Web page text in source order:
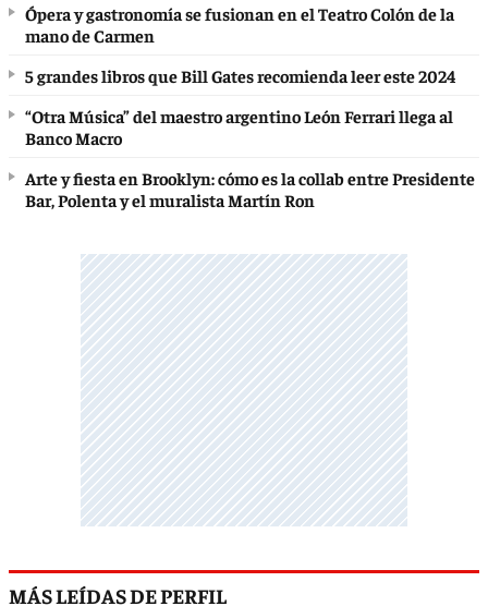
Ópera y gastronomía se fusionan en el Teatro Colón de la
mano de Carmen
5 grandes libros que Bill Gates recomienda leer este 2024
“Otra Música” del maestro argentino León Ferrari llega al
Banco Macro
Arte y fiesta en Brooklyn: cómo es la collab entre Presidente
Bar, Polenta y el muralista Martín Ron
MÁS LEÍDAS DE PERFIL